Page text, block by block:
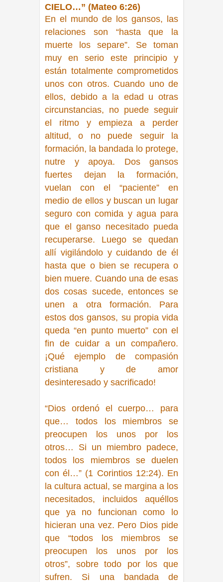
CIELO…” (Mateo 6:26)
En el mundo de los gansos, las
relaciones son
“hasta que la
muerte los separe”. Se toman
muy en serio este principio y
están totalmente comprometidos
unos con otros. Cuando uno de
ellos, debido a la edad u otras
circunstancias, no puede seguir
el ritmo y empieza a perder
altitud, o no puede seguir la
formación, la bandada lo protege,
nutre y apoya. Dos gansos
fuertes dejan la formación,
vuelan con el “paciente” en
medio de ellos y buscan un lugar
seguro con comida y agua para
que el ganso necesitado pueda
recuperarse. Luego se quedan
allí vigilándolo y cuidando de él
hasta que o bien se recupera o
bien muere. Cuando una de esas
dos cosas sucede, entonces se
unen a otra formación. Para
estos dos gansos, su propia vida
queda “en punto muerto” con el
fin de cuidar a un compañero.
¡Qué ejemplo de compasión
cristiana y de amor
desinteresado y sacrificado!
“Dios ordenó el cuerpo… para
que… todos los miembros se
preocupen los unos por los
otros… Si un miembro padece,
todos los miembros se duelen
con él…” (1 Corintios 12:24). En
la cultura actual, se margina a los
necesitados, incluidos aquéllos
que ya no funcionan como lo
hicieran una vez. Pero Dios pide
que “todos los miembros se
preocupen los unos por los
otros”, sobre todo por los que
sufren. Si una bandada de